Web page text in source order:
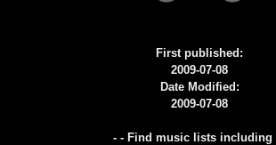
First published:
2009-07-08
Date Modified:
2009-07-08
- - Find music lists including